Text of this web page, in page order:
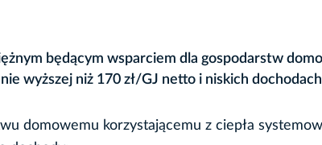
będącym wsparciem dla gospodarstw
wyższej niż 170 zł/GJ netto i niskich
domowemu korzystającemu z ciepła